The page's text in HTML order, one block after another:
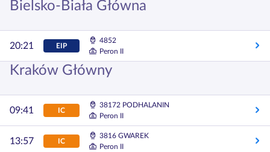
Bielsko-Biała Główna
20:21 EIP
4852
Peron II
Kraków Główny
09:41 IC
38172 PODHALANIN
Peron II
13:57 IC
3816 GWAREK
Peron II